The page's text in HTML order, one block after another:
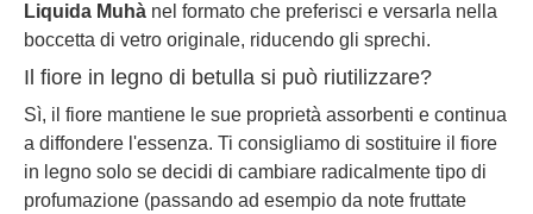
Liquida Muhà nel formato che preferisci e versarla nella
boccetta di vetro originale, riducendo gli sprechi.
Il fiore in legno di betulla si può riutilizzare?
Sì, il fiore mantiene le sue proprietà assorbenti e continua
a diffondere l'essenza. Ti consigliamo di sostituire il fiore
in legno solo se decidi di cambiare radicalmente tipo di
profumazione (passando ad esempio da note fruttate